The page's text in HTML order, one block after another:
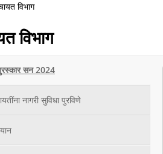
विभाग
विभाग
सन 2024
नागरी सुविधा पुरविणे